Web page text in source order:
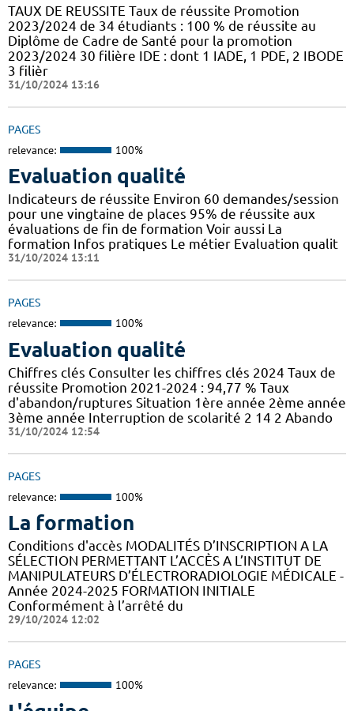
TAUX DE REUSSITE Taux de réussite Promotion
2023/2024 de 34 étudiants : 100 % de réussite au
Diplôme de Cadre de Santé pour la promotion
2023/2024 30 filière IDE : dont 1 IADE, 1 PDE, 2 IBODE
3 filièr
31/10/2024 13:16
PAGES
relevance: 100%
Evaluation qualité
Indicateurs de réussite Environ 60 demandes/session
pour une vingtaine de places 95% de réussite aux
évaluations de fin de formation Voir aussi La
formation Infos pratiques Le métier Evaluation qualit
31/10/2024 13:11
PAGES
relevance: 100%
Evaluation qualité
Chiffres clés Consulter les chiffres clés 2024 Taux de
réussite Promotion 2021-2024 : 94,77 % Taux
d'abandon/ruptures Situation 1ère année 2ème année
3ème année Interruption de scolarité 2 14 2 Abando
31/10/2024 12:54
PAGES
relevance: 100%
La formation
Conditions d'accès MODALITÉS D’INSCRIPTION A LA
SÉLECTION PERMETTANT L’ACCÈS A L’INSTITUT DE
MANIPULATEURS D’ÉLECTRORADIOLOGIE MÉDICALE -
Année 2024-2025 FORMATION INITIALE
Conformément à l’arrêté du
29/10/2024 12:02
PAGES
relevance: 100%